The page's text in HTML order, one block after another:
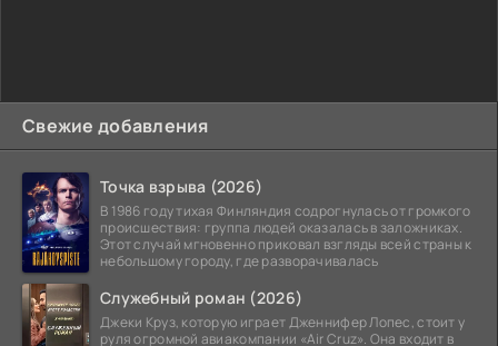
Свежие добавления
Точка взрыва (2026)
В 1986 году тихая Финляндия содрогнулась от громкого
происшествия: группа людей оказалась в заложниках.
Этот случай мгновенно приковал взгляды всей страны к
небольшому городу, где разворачивалась
Служебный роман (2026)
Джеки Круз, которую играет Дженнифер Лопес, стоит у
руля огромной авиакомпании «Air Cruz». Она входит в